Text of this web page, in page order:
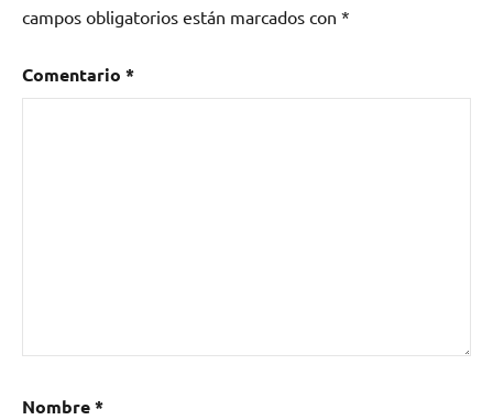
campos obligatorios están marcados con *
Comentario *
Nombre*